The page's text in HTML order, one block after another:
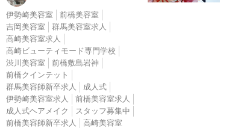
伊勢崎美容室
前橋美容室
吉岡美容室
群馬美容室求人
高崎美容室求人
高崎ビューティモード専門学校
渋川美容室
前橋敷島岩神
前橋クインテット
群馬美容師新卒求人
成人式
伊勢崎美容室求人
前橋美容室求人
成人式ヘアメイク
スタッフ募集中
前橋美容師新卒求人
高崎美容室